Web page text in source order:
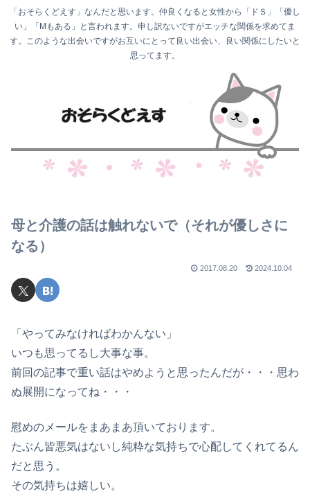
「おそらくどえす」なんだと思います。仲良くなると女性から「ドＳ」「優し
い」「Mもある」と言われます。申し訳ないですがエッチな関係を求めてま
す。このような出会いですがお互いにとって良い出会い、良い関係にしたいと
思ってます。
母と介護の話は触れないで（それが優しさに
なる）
2017.08.20 2024.10.04
「やってみなければわかんない」
いつも思ってるし大事な事。
前回の記事で重い話はやめようと思ったんだが・・・思わ
ぬ展開になってね・・・
慰めのメールをまあまあ頂いております。
たぶん皆悪気はないし純粋な気持ちで心配してくれてるん
だと思う。
その気持ちは嬉しい。